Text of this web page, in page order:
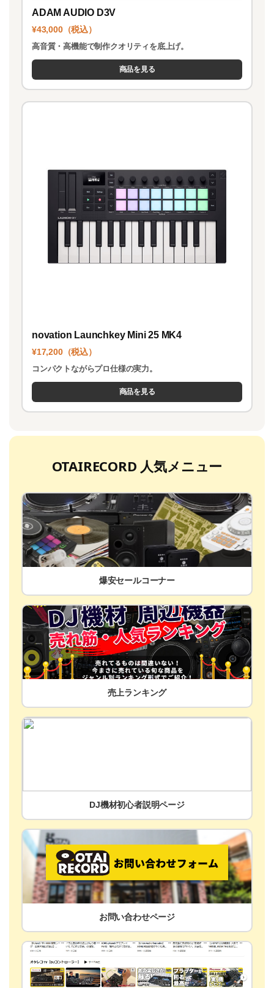
ADAM AUDIO D3V
¥43,000（税込）
高音質・高機能で制作クオリティを底上げ。
商品を見る
novation Launchkey Mini 25 MK4
¥17,200（税込）
コンパクトながらプロ仕様の実力。
商品を見る
OTAIRECORD 人気メニュー
爆安セールコーナー
売上ランキング
DJ機材初心者説明ページ
お問い合わせページ